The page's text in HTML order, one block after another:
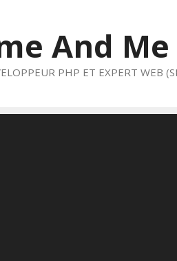
And Me
PHP ET EXPERT WEB